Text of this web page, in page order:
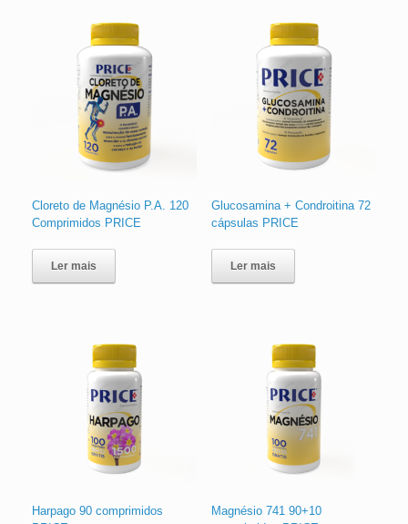
Cloreto de Magnésio P.A. 120
Comprimidos PRICE
Ler mais
Glucosamina + Condroitina 72
cápsulas PRICE
Ler mais
Harpago 90 comprimidos
Magnésio 741 90+10